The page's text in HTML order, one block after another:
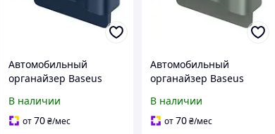
Автомобильный
органайзер Baseus
Console Storage
Organizer
В наличии
от70₴/мес
Автомобильный
органайзер Baseus
Console Storage
Organizer
В наличии
от70₴/мес